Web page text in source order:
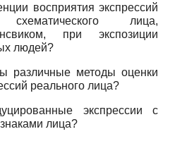
восприятия экспрессий
схематического лица,
при экспозиции
людей?
различные методы оценки
реального лица?
экспрессии с
лица?